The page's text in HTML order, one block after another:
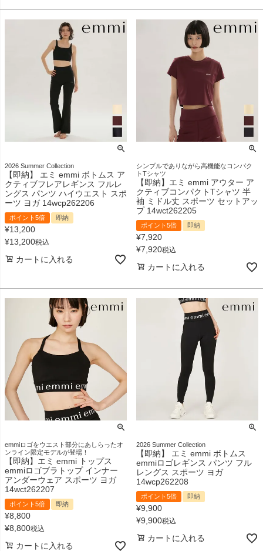
2026 Summer Collection
【即納】 エミ emmi ボトムス ア
クティブフレアレギンス フルレ
ングス パンツ ハイウエスト スポ
ーツ ヨガ 14wcp262206
ポイント5倍 即納
¥13,200
¥13,200税込
カートに入れる
シンプルでありながら高機能なコンパク
トTシャツ
【即納】エミ emmi アウター ア
クティブコンパクトTシャツ 半
袖 ミドル丈 スポーツ セットアッ
プ 14wct262205
ポイント5倍 即納
¥7,920
¥7,920税込
カートに入れる
emmiロゴをウエスト部分にあしらったオ
ンライン限定モデルが登場！
【即納】エミ emmi トップス
emmiロゴブラトップ インナー
アンダーウェア スポーツ ヨガ
14wct262207
ポイント5倍 即納
¥8,800
¥8,800税込
カートに入れる
2026 Summer Collection
【即納】 エミ emmi ボトムス
emmiロゴレギンス パンツ フル
レングス スポーツ ヨガ
14wcp262208
ポイント5倍 即納
¥9,900
¥9,900税込
カートに入れる